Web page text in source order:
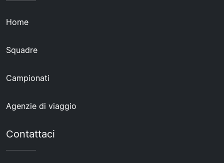
Home
Squadre
Campionati
Agenzie di viaggio
Contattaci